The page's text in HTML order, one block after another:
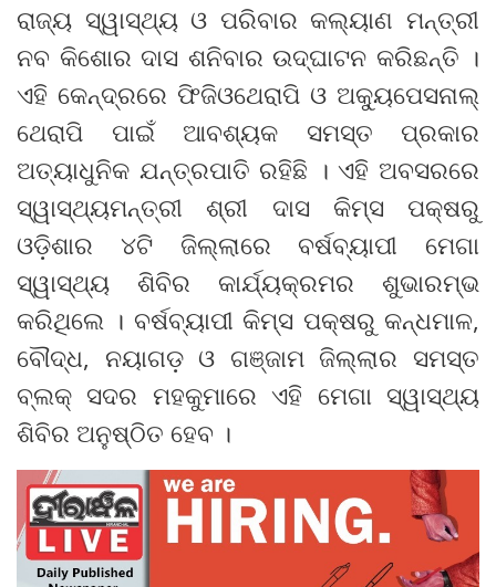
ରାଜ୍ୟ ସ୍ୱାସ୍ଥ୍ୟ ଓ ପରିବାର କଲ୍ୟାଣ ମନ୍ତ୍ରୀ
ନବ କିଶୋର ଦାସ ଶନିବାର ଉଦ୍‍ଘାଟନ କରିଛନ୍ତି ।
ଏହି କେନ୍ଦ୍ରରେ ଫିଜିଓଥେରାପି ଓ ଅକ୍ୟୁପେସନାଲ୍‍
ଥେରାପି ପାଇଁ ଆବଶ୍ୟକ ସମସ୍ତ ପ୍ରକାର
ଅତ୍ୟାଧୁନିକ ଯନ୍ତ୍ରପାତି ରହିଛି । ଏହି ଅବସରରେ
ସ୍ୱାସ୍ଥ୍ୟମନ୍ତ୍ରୀ ଶ୍ରୀ ଦାସ କିମ୍‍ସ ପକ୍ଷରୁ
ଓଡ଼ିଶାର ୪ଟି ଜିଲ୍ଲାରେ ବର୍ଷବ୍ୟାପୀ ମେଗା
ସ୍ୱାସ୍ଥ୍ୟ ଶିବିର କାର୍ଯ୍ୟକ୍ରମର ଶୁଭାରମ୍ଭ
କରିଥିଲେ । ବର୍ଷବ୍ୟାପୀ କିମ୍‍ସ ପକ୍ଷରୁ କନ୍ଧମାଳ,
ବୌଦ୍ଧ, ନୟାଗଡ଼ ଓ ଗଞ୍ଜାମ ଜିଲ୍ଲାର ସମସ୍ତ
ବ୍ଲକ୍‍ ସଦର ମହକୁମାରେ ଏହି ମେଗା ସ୍ୱାସ୍ଥ୍ୟ
ଶିବିର ଅନୁଷ୍ଠିତ ହେବ ।